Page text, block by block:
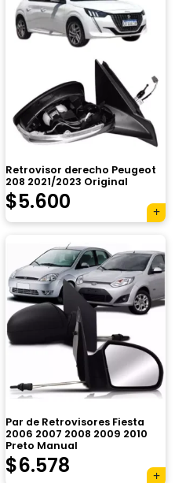
Retrovisor derecho Peugeot
208 2021/2023 Original
$5.600
Par de Retrovisores Fiesta
2006 2007 2008 2009 2010
Preto Manual
$6.578
×